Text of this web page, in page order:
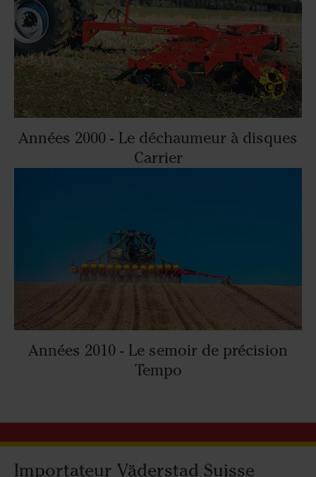
Années 2000 - Le déchaumeur à disques
Carrier
Années 2010 - Le semoir de précision
Tempo
Importateur Väderstad Suisse